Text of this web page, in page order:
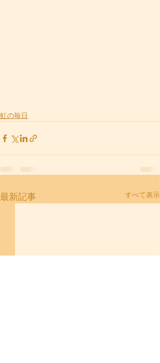
虹の毎日
最新記事 すべて表示